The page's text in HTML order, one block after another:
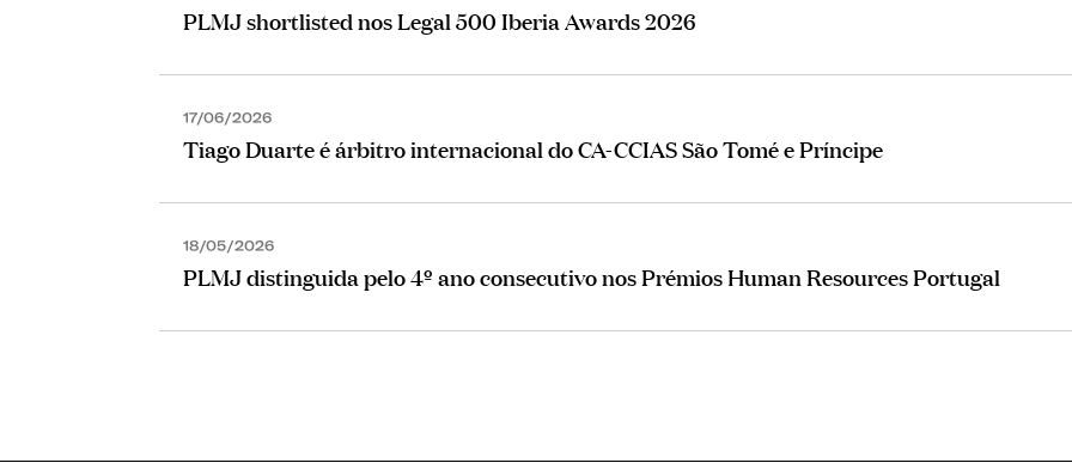
PLMJ shortlisted nos Legal 500 Iberia Awards 2026
17/06/2026
Tiago Duarte é árbitro internacional do CA-CCIAS São Tomé e Príncipe
18/05/2026
PLMJ distinguida pelo 4º ano consecutivo nos Prémios Human Resources Portugal